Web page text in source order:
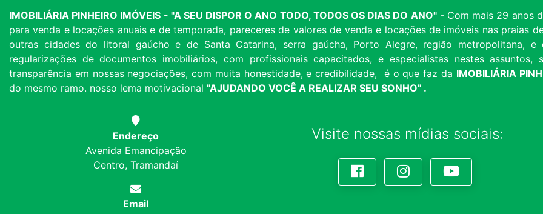
IMOBILIÁRIA PINHEIRO IMÓVEIS - "A SEU DISPOR O ANO TODO, TODOS OS DIAS DO ANO"- Com mais 29 anos
para venda e locações anuais e de temporada, pareceres de valores de venda e locações de imóveis nas praias
outras cidades do litoral gaúcho e de Santa Catarina, serra gaúcha, Porto Alegre, região metropolitana,
regularizações de documentos imobiliários, com profissionais capacitados, e especialistas nestes
transparência em nossas negociações, com muita honestidade, e credibilidade, é o que faz da IMOBILIÁRIA
do mesmo ramo. nosso lema motivacional "AJUDANDO VOCÊ A REALIZAR SEU SONHO" .
Endereço
Avenida Emancipação
Centro, Tramandaí
Email
Visite nossas mídias sociais: